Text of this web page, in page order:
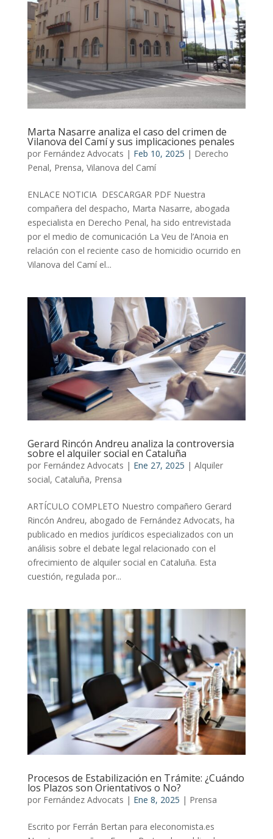
Marta Nasarre analiza el caso del crimen de
Vilanova del Camí y sus implicaciones penales
por Fernández Advocats | Feb 10, 2025 | Derecho
Penal, Prensa, Vilanova del Camí
ENLACE NOTICIA DESCARGAR PDF Nuestra
compañera del despacho, Marta Nasarre, abogada
especialista en Derecho Penal, ha sido entrevistada
por el medio de comunicación La Veu de l’Anoia en
relación con el reciente caso de homicidio ocurrido en
Vilanova del Camí el...
Gerard Rincón Andreu analiza la controversia
sobre el alquiler social en Cataluña
por Fernández Advocats | Ene 27, 2025 | Alquiler
social, Cataluña, Prensa
ARTÍCULO COMPLETO Nuestro compañero Gerard
Rincón Andreu, abogado de Fernández Advocats, ha
publicado en medios jurídicos especializados con un
análisis sobre el debate legal relacionado con el
ofrecimiento de alquiler social en Cataluña. Esta
cuestión, regulada por...
Procesos de Estabilización en Trámite: ¿Cuándo
los Plazos son Orientativos o No?
por Fernández Advocats | Ene 8, 2025 | Prensa
Escrito por Ferrán Bertan para eleconomista.es